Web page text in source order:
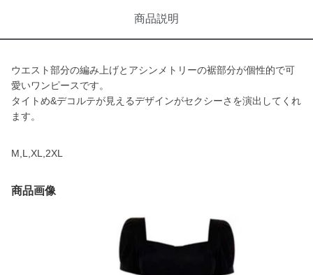
商品説明
ウエスト部分の編み上げとアシンメトリーの裾部分が個性的で可
愛いワンピースです。
タイトめ&デコルテが見えるデザインがセクシーさを演出してくれ
ます。
M,L,XL,2XL
商品画像